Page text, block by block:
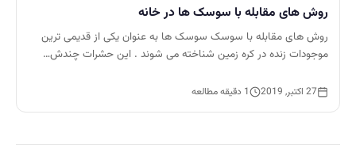
روش های مقابله با سوسک ها در خانه
روش های مقابله با سوسک سوسک ها به عنوان یکی از قدیمی ترین
موجودات زنده در کره زمین شناخته می شوند . این حشرات چندش…
27 اکتبر, 2019 1 دقیقه مطالعه